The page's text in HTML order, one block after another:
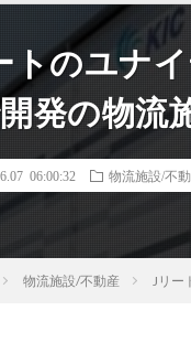
トのユナ
発の物流
06:00:32 物流施設/不
物流施設/不動産 Jリー